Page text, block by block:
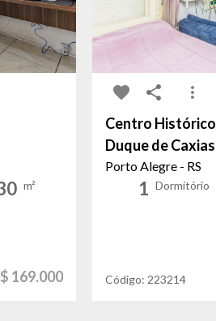
m²
169.000
Centro Histórico
Duque de Caxias
Porto Alegre - RS
1 Dormitório
Código: 223214